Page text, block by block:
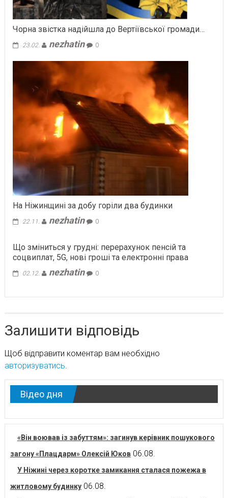
Чорна звістка надійшла до Вертіївської громади…
23.02. nezhatin 0
На Ніжинщині за добу горіли два будинки
22.11. nezhatin 0
Що зміниться у грудні: перерахунок пенсій та
соцвиплат, 5G, нові гроші та електронні права
02.12. nezhatin 0
Залишити відповідь
Щоб відправити коментар вам необхідно
авторизуватись.
Відео дня
«Він воював із забуттям»: загинув керівник пошукового
загону «Плацдарм» Олексій Юков 06.08.
У Ніжині через коротке замикання сталася пожежа в
житловому будинку 06.08.